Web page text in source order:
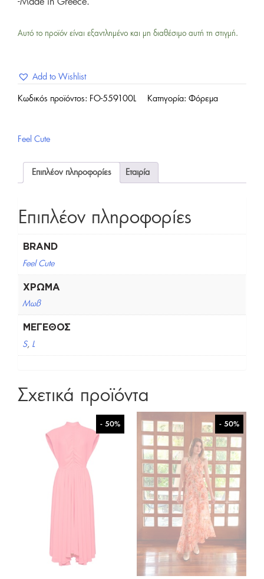
-Made in Greece.
Αυτό το προϊόν είναι εξαντλημένο και μη διαθέσιμο αυτή τη στιγμή.
Add to Wishlist
Κωδικός προϊόντος: FO-559100L Κατηγορία: Φόρεμα
Feel Cute
Επιπλέον πληροφορίες Εταιρία
Επιπλέον πληροφορίες
BRAND
Feel Cute
ΧΡΏΜΑ
Μωβ
ΜΈΓΕΘΟΣ
S, L
Σχετικά προϊόντα
- 50% - 50%